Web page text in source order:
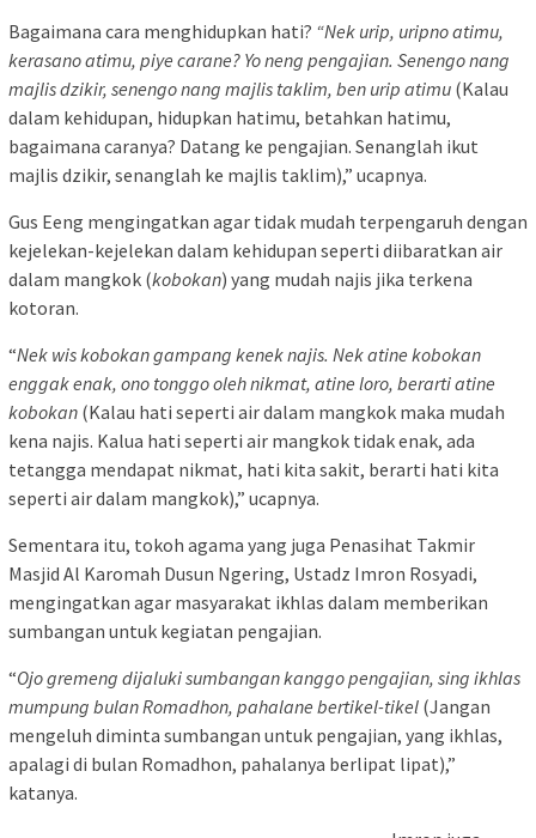
Bagaimana cara menghidupkan hati? “Nek urip, uripno atimu,
kerasano atimu, piye carane? Yo neng pengajian. Senengo nang
majlis dzikir, senengo nang majlis taklim, ben urip atimu (Kalau
dalam kehidupan, hidupkan hatimu, betahkan hatimu,
bagaimana caranya? Datang ke pengajian. Senanglah ikut
majlis dzikir, senanglah ke majlis taklim),” ucapnya.
Gus Eeng mengingatkan agar tidak mudah terpengaruh dengan
kejelekan-kejelekan dalam kehidupan seperti diibaratkan air
dalam mangkok (kobokan) yang mudah najis jika terkena
kotoran.
“Nek wis kobokan gampang kenek najis. Nek atine kobokan
enggak enak, ono tonggo oleh nikmat, atine loro, berarti atine
kobokan (Kalau hati seperti air dalam mangkok maka mudah
kena najis. Kalua hati seperti air mangkok tidak enak, ada
tetangga mendapat nikmat, hati kita sakit, berarti hati kita
seperti air dalam mangkok),” ucapnya.
Sementara itu, tokoh agama yang juga Penasihat Takmir
Masjid Al Karomah Dusun Ngering, Ustadz Imron Rosyadi,
mengingatkan agar masyarakat ikhlas dalam memberikan
sumbangan untuk kegiatan pengajian.
“Ojo gremeng dijaluki sumbangan kanggo pengajian, sing ikhlas
mumpung bulan Romadhon, pahalane bertikel-tikel (Jangan
mengeluh diminta sumbangan untuk pengajian, yang ikhlas,
apalagi di bulan Romadhon, pahalanya berlipat lipat),”
katanya.